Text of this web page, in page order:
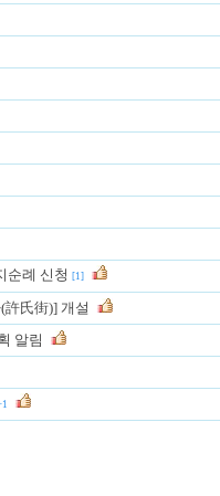
순례 신청 [1]
許氏街)] 개설
알림